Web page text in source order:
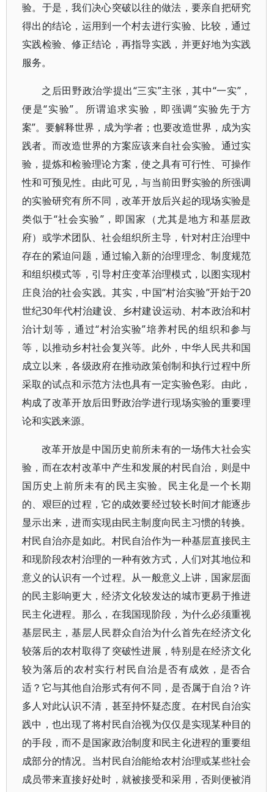
验。于是，我们决心突破以往的做法，要亲自把研究
得出的结论，运用到一个村去进行实验、比较，通过
实践检验、修正结论，再指导实践，并更好地为实践
服务。
之后田野政治学提出“三实”主张，其中“一实”，
便是“实验”。所谓追求实验，即强调“实验先于方
案”。要解释世界，成为学者；也要改造世界，成为实
践者。而改造世界的方案应该来自社会实验。通过实
验，提炼和检验理论方案，使之具有可行性、可操作
性和可预见性。由此可见，与当前田野实验的所强调
的实验研究有所不同，改革开放后兴起的现场实验是
类似于“社会实验”，即国家（尤其是地方和基层政
府）或学术团队、社会组织所主导，针对村庄治理中
存在的紧迫问题，通过输入新的治理理念、制度规范
和组织模式等，引导村庄变革治理模式，以图实现村
庄良治的社会实践。其实，中国“村治实验”开始于20
世纪30年代村治建设、乡村建设运动、村本政治和村
治计划等，通过“村治实验”培养村民的组织和参与
等，以推动乡村社会复兴等。此外，中华人民共和国
成立以来，各级政府在推动政策创制和执行过程中所
采取的试点和示范方法也具有一定实验色彩。由此，
构成了改革开放后田野政治学进行现场实验的重要理
论和实践来源。
改革开放是中国历史前所未有的一场伟大社会实
验，而在农村改革中产生和发展的村民自治，则是中
国历史上前所未有的民主实验。民主化是一个长期
的、艰巨的过程，它的成效要经过较长时间才能逐步
显示出来，进而实现由民主制度向民主习惯的转换。
村民自治亦是如此。村民自治作为一种基层直接民主
和现阶段农村治理的一种有效方式，人们对其地位和
意义的认识有一个过程。从一般意义上讲，国家层面
的民主影响更大，经济文化较发达的城市更易于推进
民主化进程。那么，在我国现阶段，为什么必须重视
基层民主，基层人民群众自治为什么首先在经济文化
较落后的农村取得了突破性进展，特别是在经济文化
较为落后的农村实行村民自治是否有成效，是否合
适？它与其他自治形式有何不同，是否属于自治？许
多人对此认识不清，甚至持怀疑态度。在村民自治实
践中，也出现了将村民自治视为仅仅是实现某种目的
的手段，而不是国家政治制度和民主化进程的重要组
成部分的情况。当村民自治能给农村治理或某些社会
成员带来直接好处时，就被接受和采用，否则便被消